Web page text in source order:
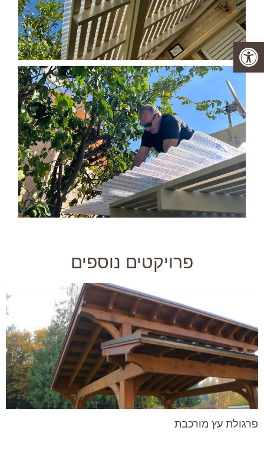
פתח סרגל נגישות
פרויקטים נוספים
פרגולת עץ מורכבת